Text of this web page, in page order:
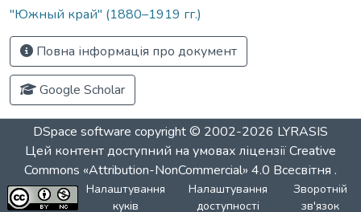
"Южный край" (1880–1919 гг.)
Повна інформація про документ
Google Scholar
DSpace software copyright © 2002-2026 LYRASIS
Цей контент доступний на умовах ліцензіїCreative
Commons «Attribution-NonCommercial» 4.0 Всесвітня .
Налаштування
куків
Налаштування
доступності
Зворотній
зв'язок